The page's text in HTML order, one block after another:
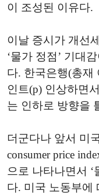
이 조성된 이유다.
이날 증시가 개선
‘물가 정점’ 기대
다. 한국은행(총재
인트(p) 인상하면
는 인하로 방향을
더군다나 앞서 미
consumer price
으로 나타나면서
다. 미국 노동부에